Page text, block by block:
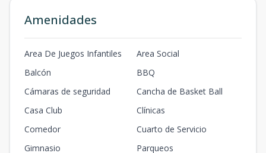
Amenidades
Area De Juegos Infantiles
Area Social
Balcón
BBQ
Cámaras de seguridad
Cancha de Basket Ball
Casa Club
Clínicas
Comedor
Cuarto de Servicio
Gimnasio
Parqueos